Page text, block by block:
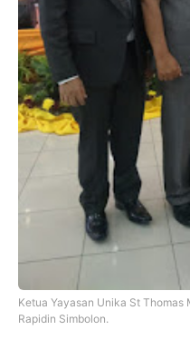
Ketua Yayasan Unika St Thomas
Rapidin Simbolon.